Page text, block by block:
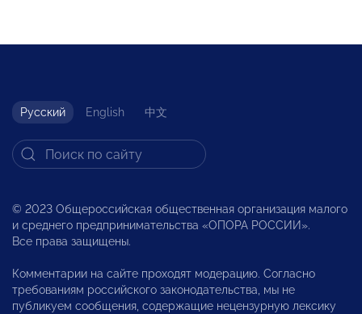
Русский English 中文
© 2023 Общероссийская общественная организация малого
и среднего предпринимательства «ОПОРА РОССИИ».
Все права защищены.
Комментарии на сайте проходят модерацию. Согласно
требованиям российского законодательства, мы не
публикуем сообщения, содержащие нецензурную лексику